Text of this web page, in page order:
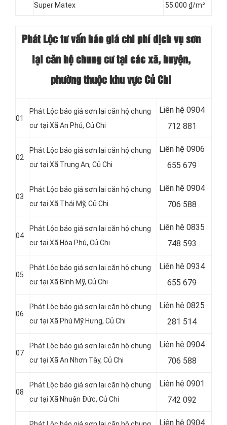
Super Matex
55.000 ₫/m²
Phát Lộc tư vấn báo giá chi phí dịch vụ sơn
lại căn hộ chung cư tại các xã, huyện,
phường thuộc khu vực Củ Chi
01
Phát Lộc báo giá sơn lại căn hộ chung
cư tại Xã An Phú, Củ Chi
Liên hệ 0904
712 881
02
Phát Lộc báo giá sơn lại căn hộ chung
cư tại Xã Trung An, Củ Chi
Liên hệ 0906
655 679
03
Phát Lộc báo giá sơn lại căn hộ chung
cư tại Xã Thái Mỹ, Củ Chi
Liên hệ 0904
706 588
04
Phát Lộc báo giá sơn lại căn hộ chung
cư tại Xã Hòa Phú, Củ Chi
Liên hệ 0835
748 593
05
Phát Lộc báo giá sơn lại căn hộ chung
cư tại Xã Bình Mỹ, Củ Chi
Liên hệ 0934
655 679
06
Phát Lộc báo giá sơn lại căn hộ chung
cư tại Xã Phú Mỹ Hưng, Củ Chi
Liên hệ 0825
281 514
07
Phát Lộc báo giá sơn lại căn hộ chung
cư tại Xã An Nhơn Tây, Củ Chi
Liên hệ 0904
706 588
08
Phát Lộc báo giá sơn lại căn hộ chung
cư tại Xã Nhuận Đức, Củ Chi
Liên hệ 0901
742 092
Liên hệ 0904